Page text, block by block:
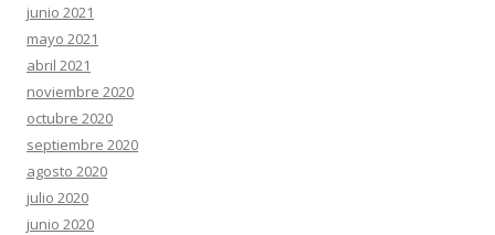
junio 2021
mayo 2021
abril 2021
noviembre 2020
octubre 2020
septiembre 2020
agosto 2020
julio 2020
junio 2020